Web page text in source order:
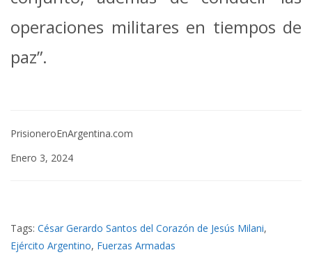
operaciones militares en tiempos de
paz”.
PrisioneroEnArgentina.com
Enero 3, 2024
Tags: César Gerardo Santos del Corazón de Jesús Milani,
Ejército Argentino, Fuerzas Armadas